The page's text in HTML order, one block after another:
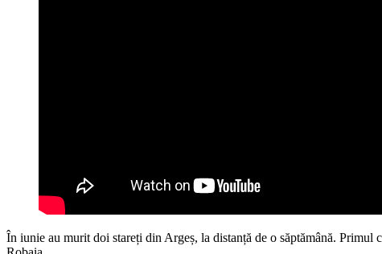
În iunie au murit doi stareți din Argeș, la distanță de o săptămână.